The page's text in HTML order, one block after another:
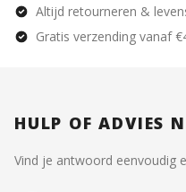
Altijd retourneren &
Gratis verzending vanaf
HULP OF ADVIES
Vind je antwoord eenvoudig